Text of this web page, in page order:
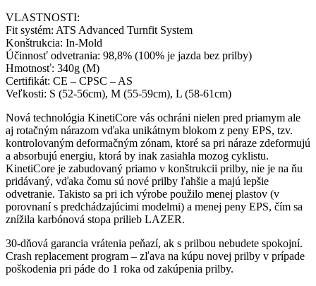
VLASTNOSTI:
Fit systém: ATS Advanced Turnfit System
Konštrukcia: In-Mold
Účinnosť odvetrania: 98,8% (100% je jazda bez prilby)
Hmotnosť: 340g (M)
Certifikát: CE – CPSC – AS
Veľkosti: S (52-56cm), M (55-59cm), L (58-61cm)
Nová technológia KinetiCore vás ochráni nielen pred priamym ale
aj rotačným nárazom vďaka unikátnym blokom z peny EPS, tzv.
kontrolovaným deformačným zónam, ktoré sa pri náraze zdeformujú
a absorbujú energiu, ktorá by inak zasiahla mozog cyklistu.
KinetiCore je zabudovaný priamo v konštrukcii prilby, nie je na ňu
pridávaný, vďaka čomu sú nové prilby ľahšie a majú lepšie
odvetranie. Takisto sa pri ich výrobe použilo menej plastov (v
porovnaní s predchádzajúcimi modelmi) a menej peny EPS, čím sa
znížila karbónová stopa prilieb LAZER.
30-dňová garancia vrátenia peňazí, ak s prilbou nebudete spokojní.
Crash replacement program – zľava na kúpu novej prilby v prípade
poškodenia pri páde do 1 roka od zakúpenia prilby.